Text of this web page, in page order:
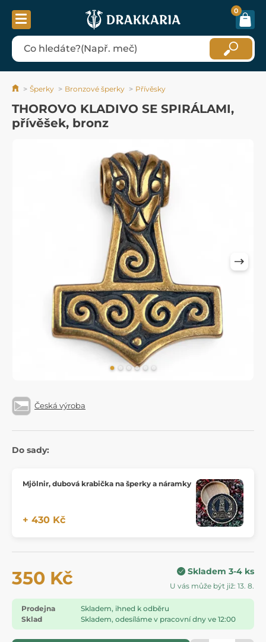
0
Šperky Bronzové šperky Přívěsky
THOROVO KLADIVO SE SPIRÁLAMI,
přívěšek, bronz
Česká výroba
Do sady:
Mjölnir, dubová krabička na šperky a náramky
+ 430 Kč
350 Kč Skladem 3-4 ks
U vás může být již: 13. 8.
Prodejna
Skladem, ihned k odběru
Sklad
Skladem, odesíláme v pracovní dny ve 12:00